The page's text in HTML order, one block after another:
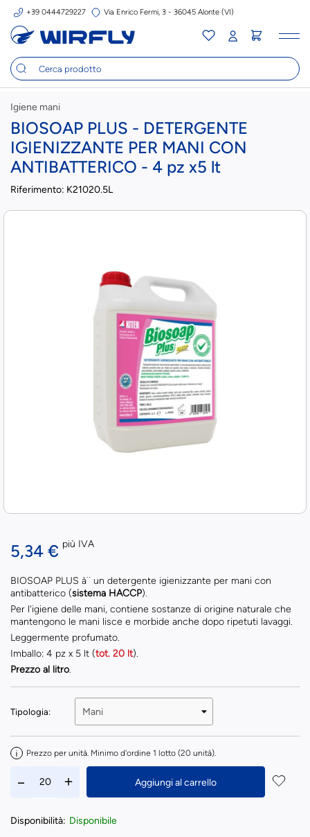
+39 0444729227 Via Enrico Fermi, 3 - 36045 Alonte (VI)
Igiene mani
BIOSOAP PLUS - DETERGENTE
IGIENIZZANTE PER MANI CON
ANTIBATTERICO - 4 pz x5 lt
Riferimento: K21020.5L
5,34 € più IVA
BIOSOAP PLUS à¨ un detergente igienizzante per mani con
antibatterico (sistema HACCP).
Per l'igiene delle mani, contiene sostanze di origine naturale che
mantengono le mani lisce e morbide anche dopo ripetuti lavaggi.
Leggermente profumato.
Imballo: 4 pz x 5 lt (tot. 20 lt).
Prezzo al litro.
Tipologia:
Prezzo per unità. Minimo d'ordine 1 lotto (20 unità).
Aggiungi al carrello
Disponibilità: Disponibile